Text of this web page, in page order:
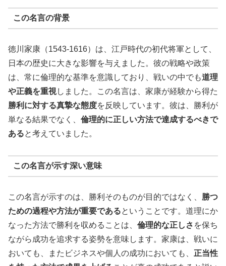
この名言の背景
徳川家康（1543-1616）は、江戸時代の初代将軍として、
日本の歴史に大きな影響を与えました。彼の戦略や政策
は、常に倫理的な基準を意識しており、戦いの中でも道理
や正義を重視しました。この名言は、家康が経験から得た
勝利に対する真摯な態度を反映しています。彼は、勝利が
単なる結果でなく、 倫理的に正しい方法で達成するべきで
あると考えていました。
この名言が示す深い意味
この名言が示すのは、勝利そのものが目的ではなく、 勝つ
ための過程や方法が重要であるということです。道理にか
なった方法で勝利を収めることは、 倫理的な正しさ を保ち
ながら成功を追求する姿勢を意味します。家康は、戦いに
おいても、またビジネスや個人の成功においても、 正当性